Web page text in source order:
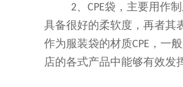
2、 CPE袋，主要用作
具备很好的柔软度，再者其
作为服装袋的材质CPE ，一
店的各式产品中能够有效发